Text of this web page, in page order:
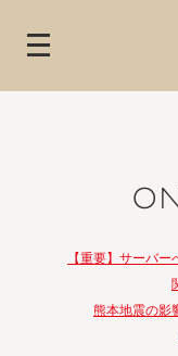
【重要】サーバ
熊本地震の影